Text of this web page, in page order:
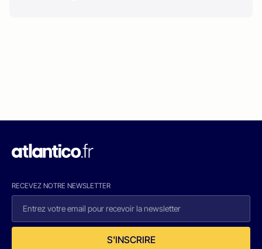
RECEVEZ NOTRE NEWSLETTER
S'INSCRIRE